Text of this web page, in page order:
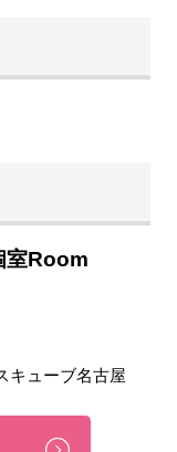
室Room
キューブ名古屋